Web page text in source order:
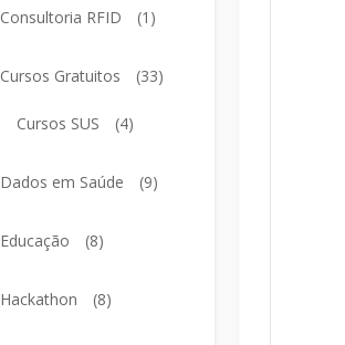
Consultoria RFID (1)
Cursos Gratuitos (33)
Cursos SUS (4)
Dados em Saúde (9)
Educação (8)
Hackathon (8)